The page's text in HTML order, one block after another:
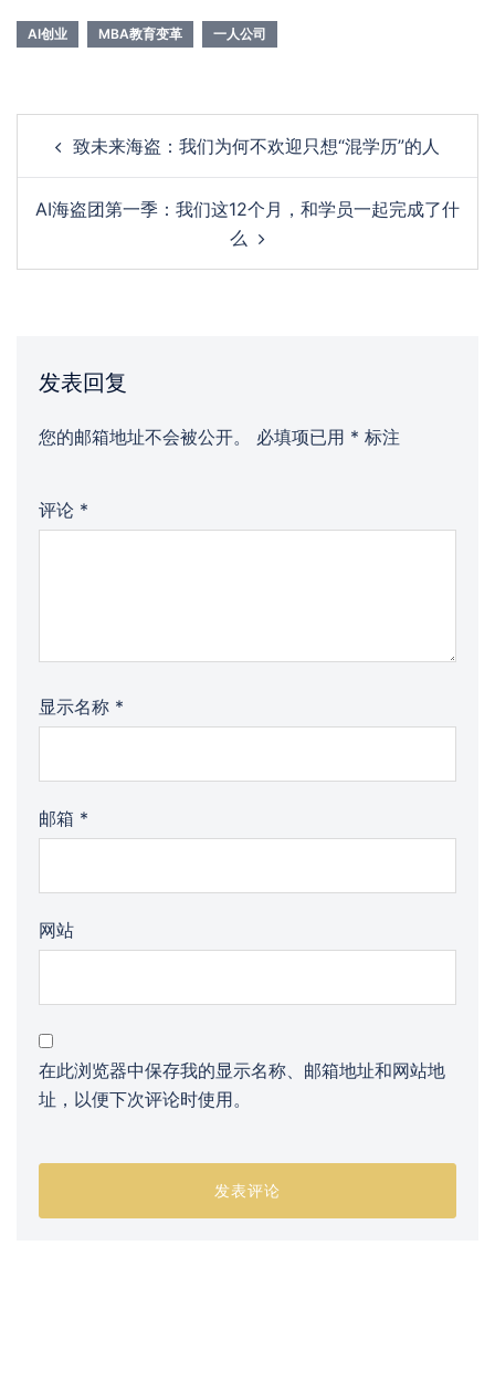
AI创业 MBA教育变革 一人公司
navigation
致未来海盗：我们为何不欢迎只想“混学历”的人
AI海盗团第一季：我们这12个月，和学员一起完成了什
么
发表回复
您的邮箱地址不会被公开。 必填项已用 * 标注
评论 *
显示名称 *
邮箱 *
网站
在此浏览器中保存我的显示名称、邮箱地址和网站地
址，以便下次评论时使用。